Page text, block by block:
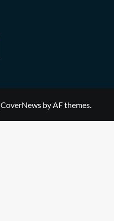
CoverNewsby AF themes.